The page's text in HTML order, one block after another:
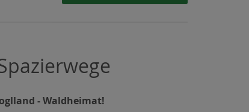
- Waldheimat!